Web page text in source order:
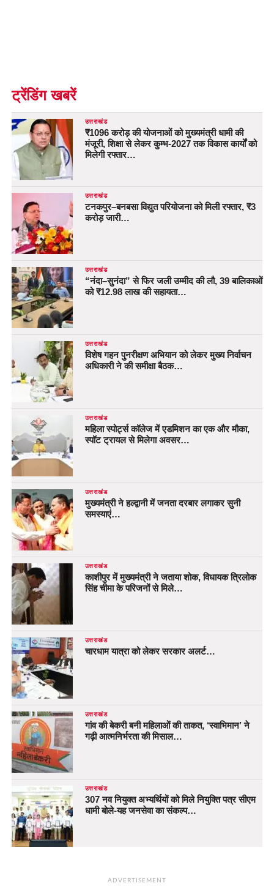
ट्रेंडिंग खबरें
उत्तराखंड
₹1096 करोड़ की योजनाओं को मुख्यमंत्री धामी की
मंजूरी, शिक्षा से लेकर कुम्भ-2027 तक विकास कार्यों को
मिलेगी रफ्तार…
उत्तराखंड
टनकपुर–बनबसा विद्युत परियोजना को मिली रफ्तार, ₹3
करोड़ जारी…
उत्तराखंड
“नंदा–सुनंदा” से फिर जली उम्मीद की लौ, 39 बालिकाओं
को ₹12.98 लाख की सहायता…
उत्तराखंड
विशेष गहन पुनरीक्षण अभियान को लेकर मुख्य निर्वाचन
अधिकारी ने की समीक्षा बैठक…
उत्तराखंड
महिला स्पोर्ट्स कॉलेज में एडमिशन का एक और मौका,
स्पॉट ट्रायल से मिलेगा अवसर…
उत्तराखंड
मुख्यमंत्री ने हल्द्वानी में जनता दरबार लगाकर सुनी
समस्याएं…
उत्तराखंड
काशीपुर में मुख्यमंत्री ने जताया शोक, विधायक त्रिलोक
सिंह चीमा के परिजनों से मिले…
उत्तराखंड
चारधाम यात्रा को लेकर सरकार अलर्ट…
उत्तराखंड
गांव की बेकरी बनी महिलाओं की ताकत, ‘स्वाभिमान’ ने
गढ़ी आत्मनिर्भरता की मिसाल…
उत्तराखंड
307 नव नियुक्त अभ्यर्थियों को मिले नियुक्ति पत्र सीएम
धामी बोले-यह जनसेवा का संकल्प…
ADVERTISEMENT